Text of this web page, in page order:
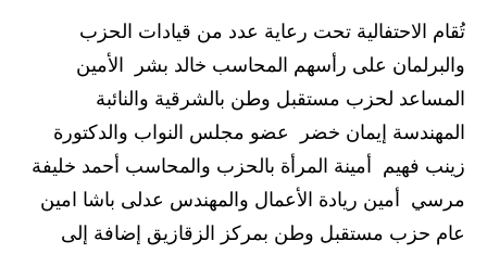
تُقام الاحتفالية تحت رعاية عدد من قيادات الحزب
والبرلمان على رأسهم المحاسب خالد بشر الأمين
المساعد لحزب مستقبل وطن بالشرقية والنائبة
المهندسة إيمان خضر عضو مجلس النواب والدكتورة
زينب فهيم أمينة المرأة بالحزب والمحاسب أحمد خليفة
مرسي أمين ريادة الأعمال والمهندس عدلى باشا امين
عام حزب مستقبل وطن بمركز الزقازيق إضافة إلى